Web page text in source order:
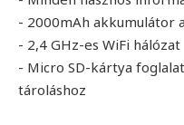
- 2000mAh akkumulátor
- 2,4 GHz-es WiFi hálózat
- Micro SD-kártya
tároláshoz